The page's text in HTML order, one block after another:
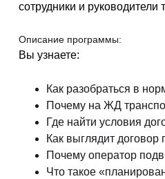
сотрудники и
Описание программы:
Вы узнаете:
Как разобраться в
Почему на ЖД
Где найти условия
Как выглядит
Почему оператор
Что такое